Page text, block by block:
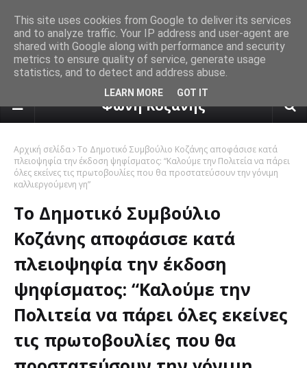
πρόγνωση καιρού από το
Φωνή Κοζάνης
Αρχική σελίδα Το Δημοτικό Συμβούλιο Κοζάνης αποφάσισε κατά
πλειοψηφία την έκδοση ψηφίσματος: “Καλούμε την Πολιτεία να πάρει
όλες εκείνες τις πρωτοβουλίες που θα προστατεύσουν την γόνιμη
καλλιεργούμενη γη”
Το Δημοτικό Συμβούλιο
Κοζάνης αποφάσισε κατά
πλειοψηφία την έκδοση
ψηφίσματος: “Καλούμε την
Πολιτεία να πάρει όλες εκείνες
τις πρωτοβουλίες που θα
This site uses cookies from Google to deliver its services
and to analyze traffic. Your IP address and user-agent are
shared with Google along with performance and security
metrics to ensure quality of service, generate usage
statistics, and to detect and address abuse.
LEARN MORE GOT IT